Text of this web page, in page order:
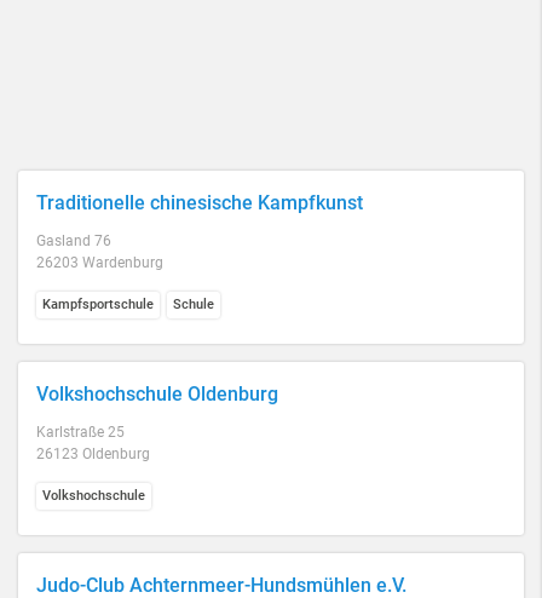
Traditionelle chinesische Kampfkunst
Gasland 76
26203 Wardenburg
Kampfsportschule Schule
Volkshochschule Oldenburg
Karlstraße 25
26123 Oldenburg
Volkshochschule
Judo-Club Achternmeer-Hundsmühlen e.V.